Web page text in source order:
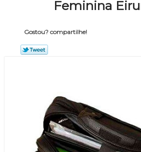
Feminina
Gostou? compartilhe!